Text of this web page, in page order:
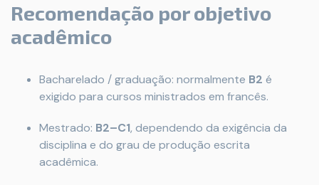
Recomendação por objetivo
acadêmico
Bacharelado / graduação: normalmente B2 é
exigido para cursos ministrados em francês.
Mestrado: B2–C1, dependendo da exigência da
disciplina e do grau de produção escrita
acadêmica.